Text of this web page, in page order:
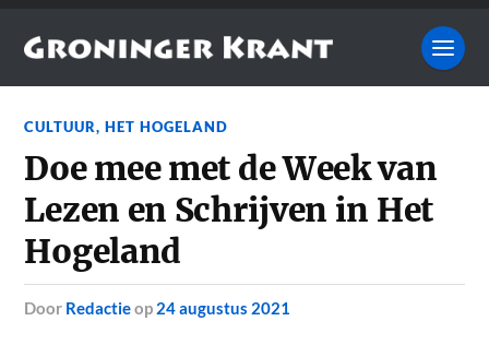
CULTUUR,HET HOGELAND
Doe mee met de Week van
Lezen en Schrijven in Het
Hogeland
door Redactieop 24 augustus 2021